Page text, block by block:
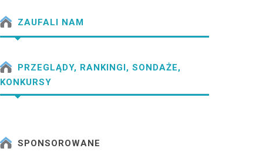
ZAUFALI NAM
PRZEGLĄDY, RANKINGI, SONDAŻE,
KONKURSY
SPONSOROWANE